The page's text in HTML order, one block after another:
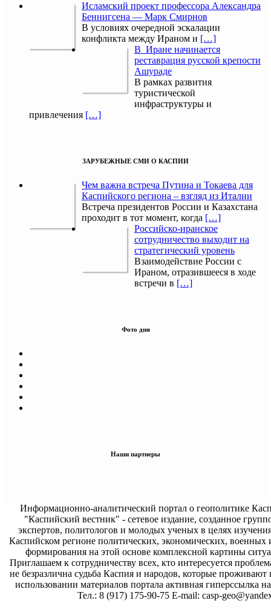
Исламский проект профессора Александра
Беннигсена — Марк Смирнов
В условиях очередной эскалации
конфликта между Ираном и […]
В Иране начинается
реставрация русской крепости
Ашураде
В рамках развития
туристической
инфраструктуры и
привлечения […]
ЗАРУБЕЖНЫЕ СМИ О КАСПИИ
Чем важна встреча Путина и Токаева для
Каспийского региона – взгляд из Италии
Встреча президентов России и Казахстана
проходит в тот момент, когда […]
Российско-иранское
сотрудничество выходит на
стратегический уровень
Взаимодействие России с
Ираном, отразившееся в ходе
встречи в […]
Фото дня
Наши партнеры
Информационно-аналитический портал о геополитике
"Каспийский вестник" - сетевое издание, созданное
экспертов, политологов и молодых ученых в целях
Каспийском регионе политических, экономических, военных
формирования на этой основе комплексной картины
Приглашаем к сотрудничеству всех, кто интересуется
не безразлична судьба Каспия и народов, которые проживают
использовании материалов портала активная гиперссылка на
Тел.: 8 (917) 175-90-75 E-mail: casp-